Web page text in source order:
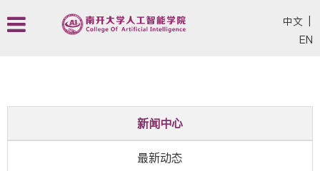
中文
EN
新闻中心
最新动态